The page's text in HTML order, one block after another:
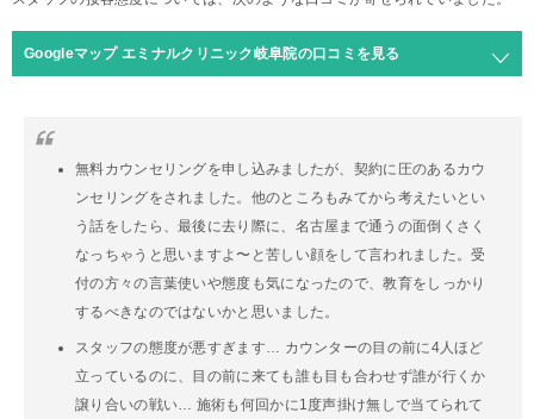
Googleマップ エミナルクリニック岐阜院の口コミを見る
無料カウンセリングを申し込みましたが、契約に圧のあるカウ
ンセリングをされました。他のところもみてから考えたいとい
う話をしたら、最後に去り際に、名古屋まで通うの面倒くさく
なっちゃうと思いますよ〜と苦しい顔をして言われました。受
付の方々の言葉使いや態度も気になったので、教育をしっかり
するべきなのではないかと思いました。
スタッフの態度が悪すぎます… カウンターの目の前に4人ほど
立っているのに、目の前に来ても誰も目も合わせず誰が行くか
譲り合いの戦い… 施術も何回かに1度声掛け無しで当てられて